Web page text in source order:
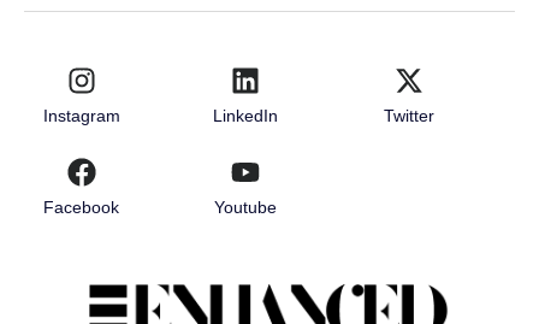
Instagram LinkedIn Twitter
Facebook Youtube